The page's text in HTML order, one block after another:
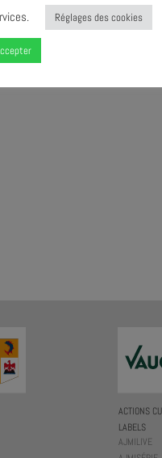
ACTIONS
LABELS
AJMILIVE
Réglages des cookies